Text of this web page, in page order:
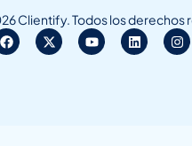
Clientify. Todos los derechos